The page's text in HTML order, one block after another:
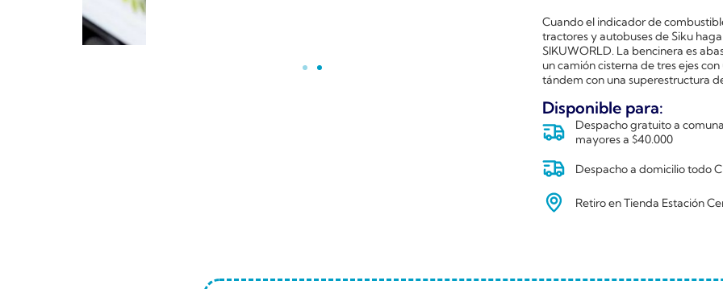
Cuando el indicador de
tractores y autobuses de Siku
SIKUWORLD. La bencinera es
un camión cisterna de tres ejes
tándem con una superestructura
Disponible para:
Despacho gratuito a
mayores a $40.000
Despacho a domicilio todo
Retiro en Tienda Estación